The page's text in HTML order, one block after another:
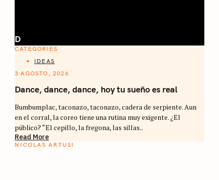
D
CATEGORIES
IDEAS
3 AGOSTO, 2026
Dance, dance, dance, hoy tu sueño es real
Bumbumplac, taconazo, taconazo, cadera de serpiente. Aun
en el corral, la coreo tiene una rutina muy exigente. ¿El
público? “El cepillo, la fregona, las sillas..
Read More
NICOLAS ARTUSI